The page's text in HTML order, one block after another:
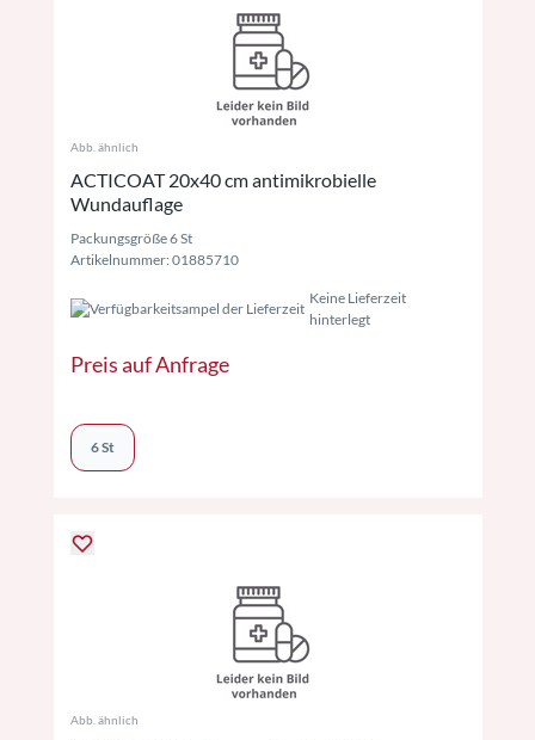
Abb. ähnlich
ACTICOAT 20x40 cm antimikrobielle
Wundauflage
Packungsgröße 6 St
Artikelnummer: 01885710
Keine Lieferzeit
hinterlegt
Preis auf Anfrage
6 St
Abb. ähnlich